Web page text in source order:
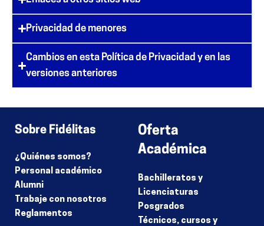
Privacidad de menores
Cambios en esta Política de Privacidad y en las
versiones anteriores
Sobre Fidélitas
¿Quiénes somos?
Personal académico
Alumni
Trabaje con nosotros
Reglamentos
Oferta
Académica
Bachilleratos y
Licenciaturas
Posgrados
Técnicos, cursos y